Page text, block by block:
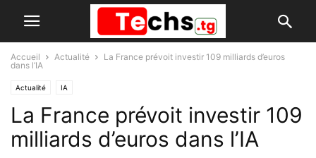
Accueil Actualité
La France prévoit investir 109 milliards d’euros
dans l’IA
Actualité IA
La France prévoit investir 109
milliards d’euros dans l’IA